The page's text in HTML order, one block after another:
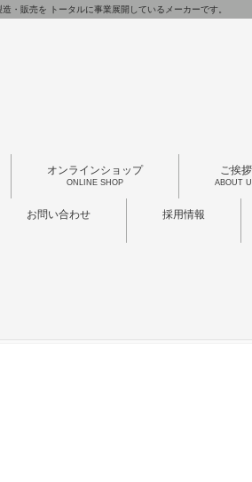
・販売を トータルに事業展開しているメーカーです。
オンラインショップ
ONLINE SHOP
ご挨拶
ABOUT
お問い合わせ 採用情報